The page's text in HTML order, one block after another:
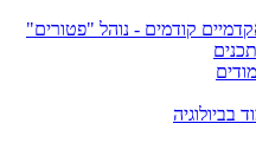
קודמים - נוהל "פטורים"
בביולוגיה